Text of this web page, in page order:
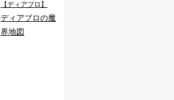
【ディアブロ】
ディアブロの魔
界地図